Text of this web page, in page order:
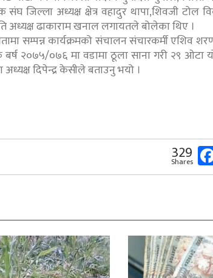
संघ जिल्ला अध्यक्ष क्षेत्र वहादुर थापा,शिवजी टोल
अध्यक्ष ढाकाराम खनाल लगायतले बोलेका थिए ।
सम्पन्न कार्यक्रमको संचालन संचारकर्मी एशिव
बर्ष २०७५/०७६ मा वडामा ठूला साना गरी २९
दिपेन्द्र केसीले बताउनु भयो ।
329
Shares